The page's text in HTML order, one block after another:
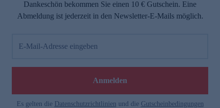
Dankeschön bekommen Sie einen 10 € Gutschein. Eine
Abmeldung ist jederzeit in den Newsletter-E-Mails möglich.
E-Mail-Adresse eingeben
Anmelden
Es gelten die Datenschutzrichtlinien und die Gutscheinbedingungen